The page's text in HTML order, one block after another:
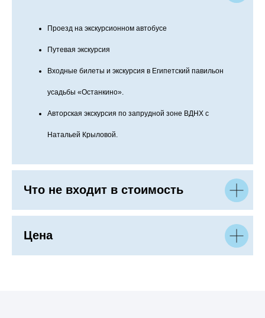
Проезд на экскурсионном автобусе
Путевая экскурсия
Входные билеты и экскурсия в Египетский павильон
усадьбы «Останкино».
Авторская экскурсия по запрудной зоне ВДНХ с
Натальей Крыловой.
Что не входит в стоимость
Цена